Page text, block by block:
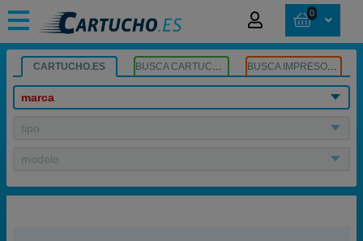
0
CARTUCHO.ES BUSCA CARTUCHOS BUSCA IMPRESORA
marca
tipo
modelo